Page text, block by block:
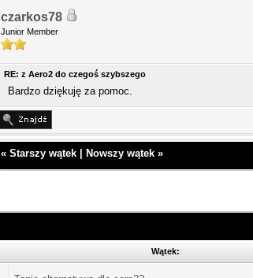
czarkos78
Junior Member
RE: z Aero2 do czegoś szybszego
Bardzo dziękuję za pomoc.
« Starszy wątek Nowszy wątek »
Wątek: